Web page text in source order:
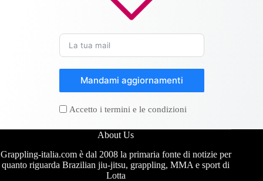
Mandami aggiornamenti
Accetto i termini e le condizioni
About Us
Grappling-italia.com è dal 2008 la primaria fonte di notizie per
quanto riguarda Brazilian jiu-jitsu, grappling, MMA e sport di
Lotta